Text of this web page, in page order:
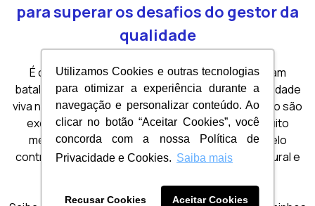
Utilizamos Cookies e outras tecnologias
para otimizar a experiência durante a
navegação e personalizar conteúdo. Ao
clicar no botão “Aceitar Cookies”, você
concorda com a nossa Política de
Privacidade e Cookies. Saiba mais
Recusar Cookies Aceitar Cookies
para superar os desafios do gestor da
qualidade
É comum que profissionais da qualidade se sintam
batalhando sozinhos para manter a cultura da qualidade
viva na empresa. Mas saiba que esses desafios não são
exclusivos da sua realidade, da sua empresa. Muito
menos são culpa sua ou da sua equipe! Muito pelo
contrário, eles são parte de um cenário maior, cultural e